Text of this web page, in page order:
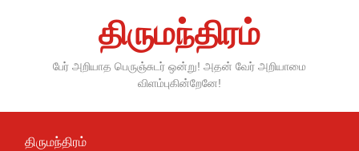
திருமந்திரம்
பேர் அறியாத பெருஞ்சுடர் ஒன்று! அதன் வேர் அறியாமை
விளம்புகின்றேனே!
திருமந்திரம்